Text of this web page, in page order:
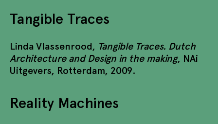
Tangible Traces
Linda Vlassenrood, Tangible Traces. Dutch
Architecture and Design in the making, NAi
Uitgevers, Rotterdam, 2009.
Reality Machines